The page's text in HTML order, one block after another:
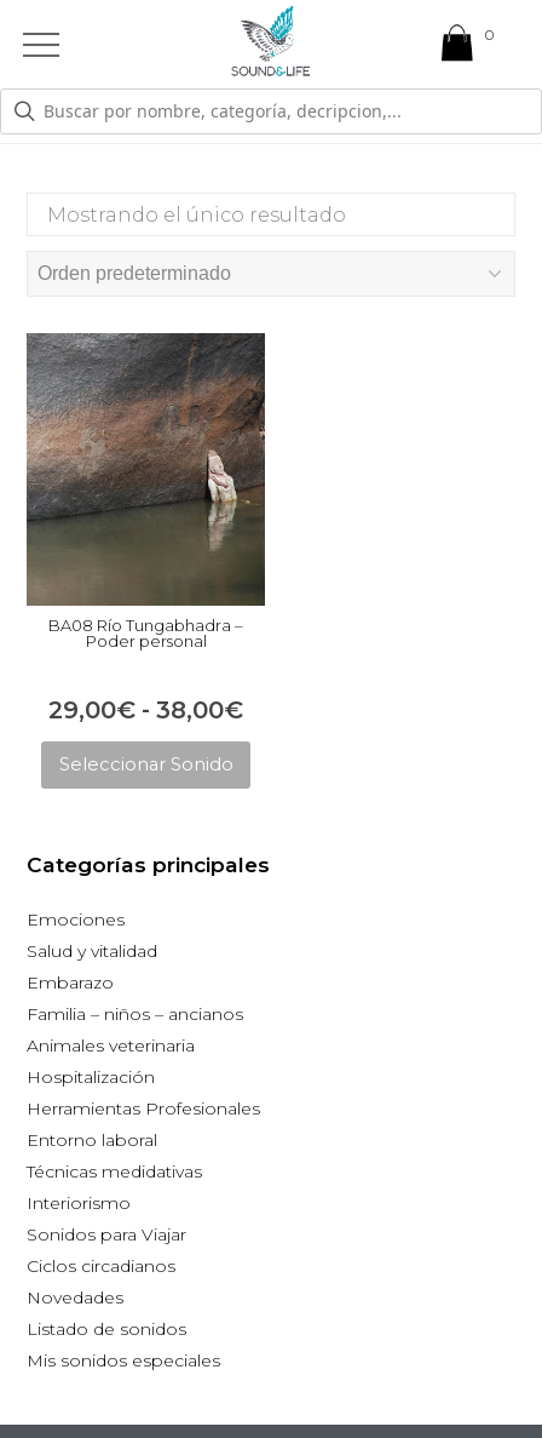
Open
Menu
8
Mostrando el único resultado
BA08 Río Tungabhadra –
Poder personal
29,00€ - 38,00€Rango
de
precios:
29,00€
Seleccionar Sonido
Este
variantes.
página
Categorías principales
Emociones
Salud y vitalidad
Embarazo
Familia – niños – ancianos
Animales veterinaria
Hospitalización
Herramientas Profesionales
Entorno laboral
Técnicas medidativas
Interiorismo
Sonidos para Viajar
Ciclos circadianos
Novedades
Listado de sonidos
Mis sonidos especiales
0